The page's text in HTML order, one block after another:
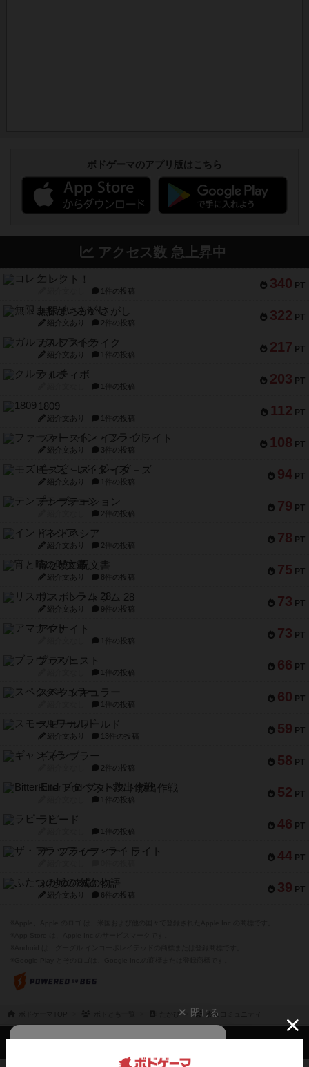
ボドゲーマのアプリ版はこちら
アクセス数 急上昇中
340 PT
コレクト！
1件の投稿
322 PT
無限まちがいさがし
紹介文あり 2件の投稿
217 PT
ガルフストライク
紹介文あり 1件の投稿
203 PT
クルティボ
1件の投稿
112 PT
1809
紹介文あり 1件の投稿
108 PT
ファースト・イン・フライト
紹介文あり 3件の投稿
94 PT
モズビ－ズ・レイダ－ズ
紹介文あり 1件の投稿
79 PT
テンプテーション
2件の投稿
78 PT
インドネシア
紹介文あり 2件の投稿
75 PT
宵と暁の呪文書
紹介文あり 8件の投稿
73 PT
リスボン・トラム 28
紹介文あり 9件の投稿
73 PT
アマナイト
1件の投稿
66 PT
ブラヴェスト
1件の投稿
60 PT
スペクタキュラー
1件の投稿
59 PT
スモールワールド
紹介文あり 13件の投稿
58 PT
ギャンブラー
2件の投稿
52 PT
Bitter End ブタペスト救出作戦
1件の投稿
46 PT
ラピード
1件の投稿
44 PT
ザ・フラッフィー・ライト
39 PT
ふたつの城の物語
紹介文あり 6件の投稿
たかぴ 参加コミュニティ
閉じる
て、
ボドゲーマTOP